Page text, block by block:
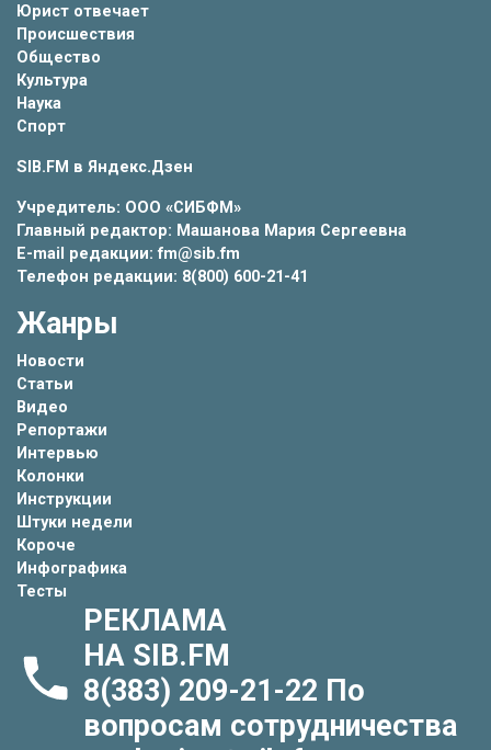
Юрист отвечает
Происшествия
Общество
Культура
Наука
Спорт
SIB.FM в Яндекс.Дзен
Учредитель: ООО «СИБФМ»
Главный редактор: Машанова Мария Сергеевна
E-mail редакции: fm@sib.fm
Телефон редакции: 8(800) 600-21-41
Жанры
Новости
Статьи
Видео
Репортажи
Интервью
Колонки
Инструкции
Штуки недели
Короче
Инфографика
Тесты
РЕКЛАМА
НА SIB.FM
8(383) 209-21-22 По
вопросам сотрудничества